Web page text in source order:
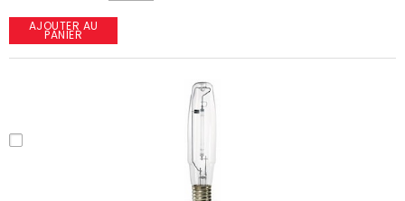
AJOUTER AU
PANIER